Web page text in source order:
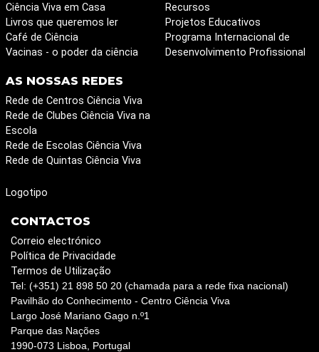
Ciência Viva em Casa
Livros que queremos ler
Café de Ciência
Vacinas - o poder da ciência
Recursos
Projetos Educativos
Programa Internacional de
Desenvolvimento Profissional
AS NOSSAS REDES
Rede de Centros Ciência Viva
Rede de Clubes Ciência Viva na
Escola
Rede de Escolas Ciência Viva
Rede de Quintas Ciência Viva
Logotipo
CONTACTOS
Correio electrónico
Política de Privacidade
Termos de Utilização
Tel: (+351) 21 898 50 20 (chamada para a rede fixa nacional)
Pavilhão do Conhecimento - Centro Ciência Viva
Largo José Mariano Gago n.º1
Parque das Nações
1990-073 Lisboa, Portugal